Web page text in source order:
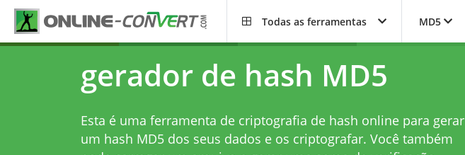
Todas as ferramentas MD5
gerador de hash MD5
Esta é uma ferramenta de criptografia de hash online para gerar
um hash MD5 dos seus dados e os criptografar. Você também